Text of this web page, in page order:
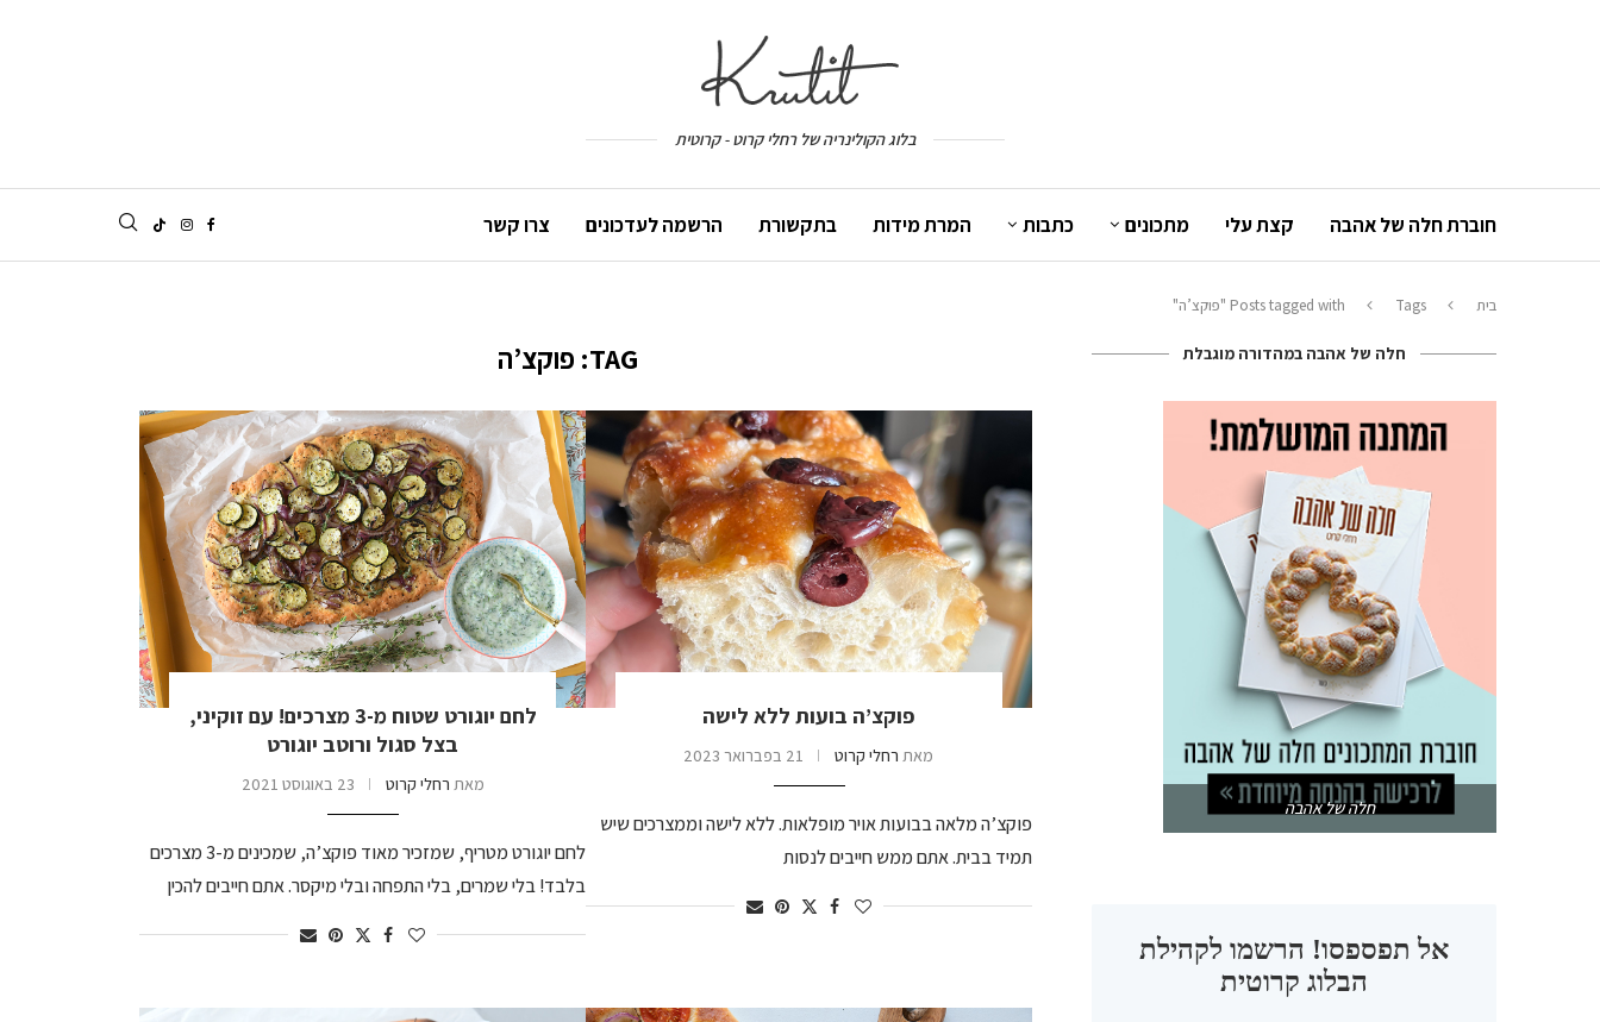
בלוג הקולינריה של רחלי קרוט - קרוטית
חוברת חלה של אהבה קצת עלי מתכונים כתבות המרת מידות בתקשורת הרשמה לעדכונים צרו קשר
בית Tags Posts tagged with "פוקצ’ה"
TAG: פוקצ’ה
פוקצ’ה בועות ללא לישה
מאת רחלי קרוט 21 בפברואר 2023
פוקצ’ה מלאה בבועות אויר מופלאות. ללא לישה וממצרכים שיש
תמיד בבית. אתם ממש חייבים לנסות
לחם יוגורט שטוח מ-3 מצרכים! עם זוקיני,
בצל סגול ורוטב יוגורט
מאת רחלי קרוט 23 באוגוסט 2021
לחם יוגורט מטריף, שמזכיר מאוד פוקצ’ה, שמכינים מ-3 מצרכים
בלבד! בלי שמרים, בלי התפחה ובלי מיקסר. אתם חייבים להכין
חלה של אהבה במהדורה מוגבלת
חלה של אהבה